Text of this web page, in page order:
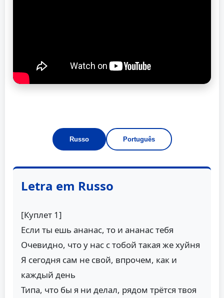
Russo Português
Letra em Russo
[Куплет 1]
Если ты ешь ананас, то и ананас тебя
Очевидно, что у нас с тобой такая же хуйня
Я сегодня сам не свой, впрочем, как и
каждый день
Типа, что бы я ни делал, рядом трётся твоя